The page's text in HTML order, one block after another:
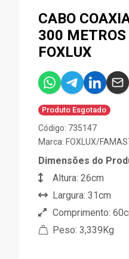
CABO
300 METROS
FOXLUX
Produto Esgotado
Código: 735147
Marca: FOXLUX/
Dimensões do
Altura: 26cm
Largura: 31cm
Comprimento:
Peso: 3,339Kg